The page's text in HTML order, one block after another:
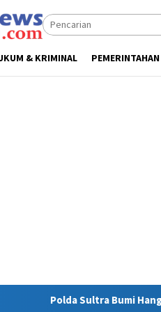
& KRIMINAL PEMERINTAHAN
Hanguskan 5,4 Kg Narkotika,